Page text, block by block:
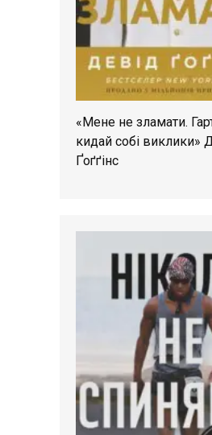
«Мене не зламати.
кидай собі виклики»
Ґоґґінс